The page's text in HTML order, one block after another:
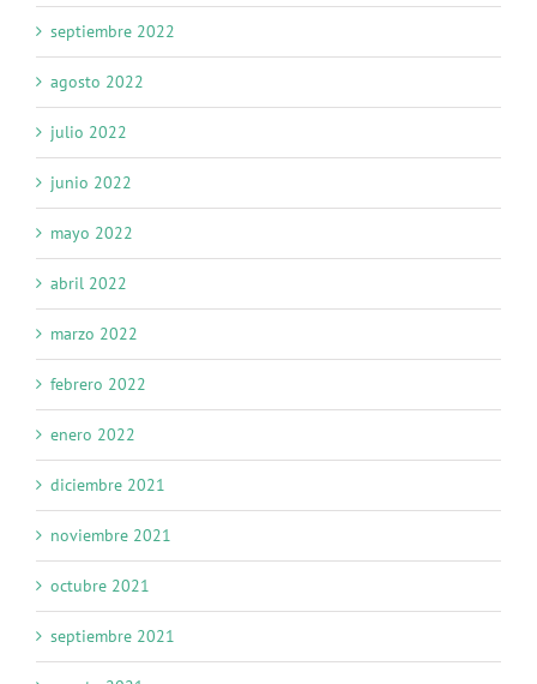
septiembre 2022
agosto 2022
julio 2022
junio 2022
mayo 2022
abril 2022
marzo 2022
febrero 2022
enero 2022
diciembre 2021
noviembre 2021
octubre 2021
septiembre 2021